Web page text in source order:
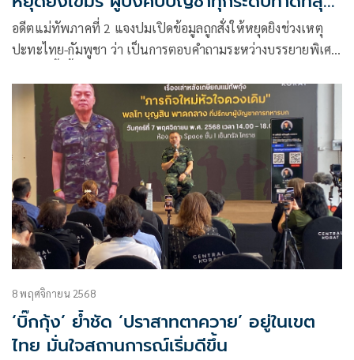
แล้ว
อดีตแม่ทัพภาคที่ 2 แจงปมเปิดข้อมูลถูกสั่งให้หยุดยิงช่วงเหตุ
ปะทะไทย-กัมพูชา ว่า เป็นการตอบคำถามระหว่างบรรยายพิเศษ
ทำหน้าที่อย่างดีที่สุด พร้อมระบุ ผบ.ทบ.ได้ให้กำลังใจ และ ให้ทำ
หน้าที่สื่อสารกับเยาวชนเพื่อสร้างความรักสามัคคีในชาติต่อไป
8 พฤศจิกายน 2568
‘บิ๊กกุ้ง’ ย้ำชัด ‘ปราสาทตาควาย’ อยู่ในเขต
ไทย มั่นใจสถานการณ์เริ่มดีขึ้น